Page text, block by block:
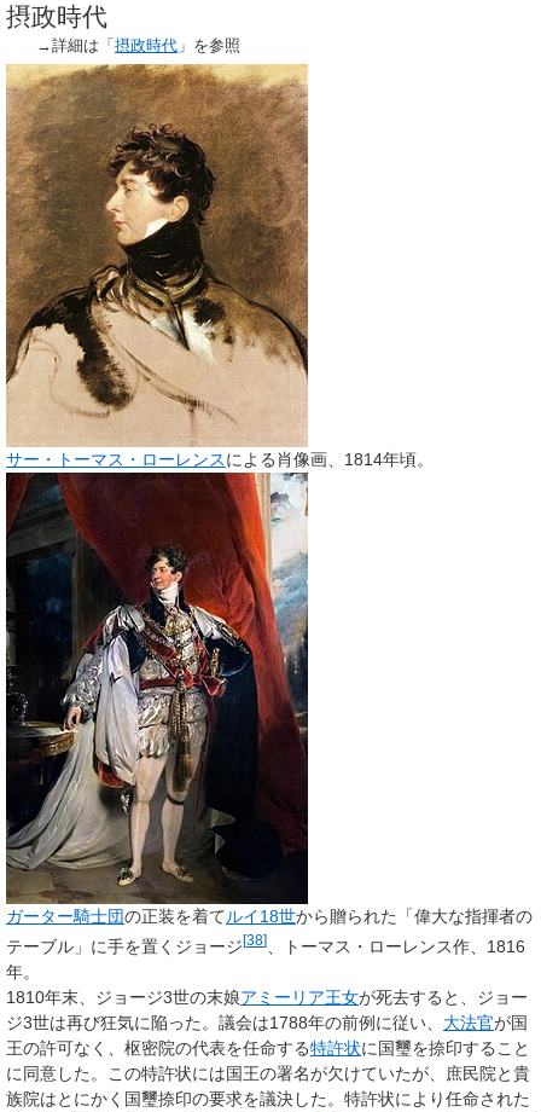
摂政時代
→詳細は「摂政時代 」を参照
サー・トーマス・ローレンスによる肖像画、1814年頃。
ガーター騎士団の正装を着てルイ18世から贈られた「偉大な指揮者の
テーブル」に手を置くジョージ[38]
、トーマス・ローレンス作、1816
年。
1810年末、ジョージ3世の末娘アミーリア王女が死去すると、ジョー
ジ3世は再び狂気に陥った。議会は1788年の前例に従い、 大法官が国
王の許可なく、枢密院の代表を任命する特許状に国璽を捺印すること
に同意した。この特許状には国王の署名が欠けていたが、庶民院と貴
族院はとにかく国璽捺印の要求を議決した。特許状により任命された